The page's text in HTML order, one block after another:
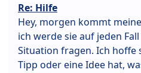
Re: Hilfe
Hey, morgen kommt
ich werde sie auf jeden
Situation fragen. Ich hoffe
Tipp oder eine Idee hat,